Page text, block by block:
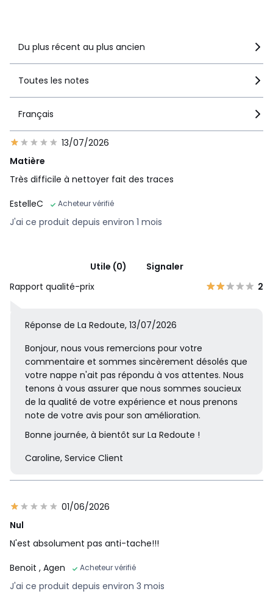
Du plus récent au plus ancien
Toutes les notes
Français
13/07/2026
Matière
Très difficile à nettoyer fait des traces
EstelleC
Acheteur vérifié
J'ai ce produit depuis environ 1 mois
Utile (0)
Signaler
Rapport qualité-prix
2
Réponse de La Redoute, 13/07/2026
Bonjour, nous vous remercions pour votre
commentaire et sommes sincèrement désolés que
votre nappe n'ait pas répondu à vos attentes. Nous
tenons à vous assurer que nous sommes soucieux
de la qualité de votre expérience et nous prenons
note de votre avis pour son amélioration.
Bonne journée, à bientôt sur La Redoute !
Caroline, Service Client
01/06/2026
Nul
N'est absolument pas anti-tache!!!
Benoit , Agen Acheteur vérifié
J'ai ce produit depuis environ 3 mois